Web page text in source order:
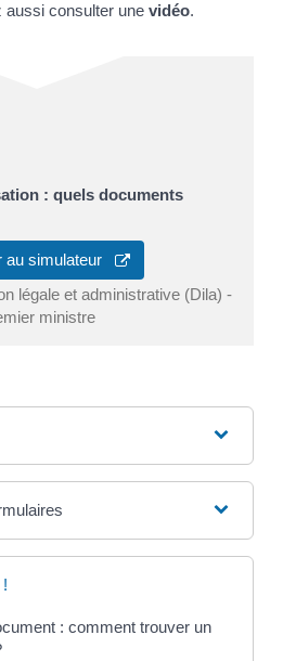
aussi consulter une vidéo.
: quels documents
au simulateur
légale et administrative (Dila) -
ministre
: comment trouver un